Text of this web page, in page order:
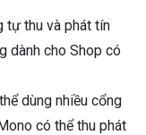
tự thu và phát tín
dành cho Shop có
dùng nhiều cổng
có thể thu phát